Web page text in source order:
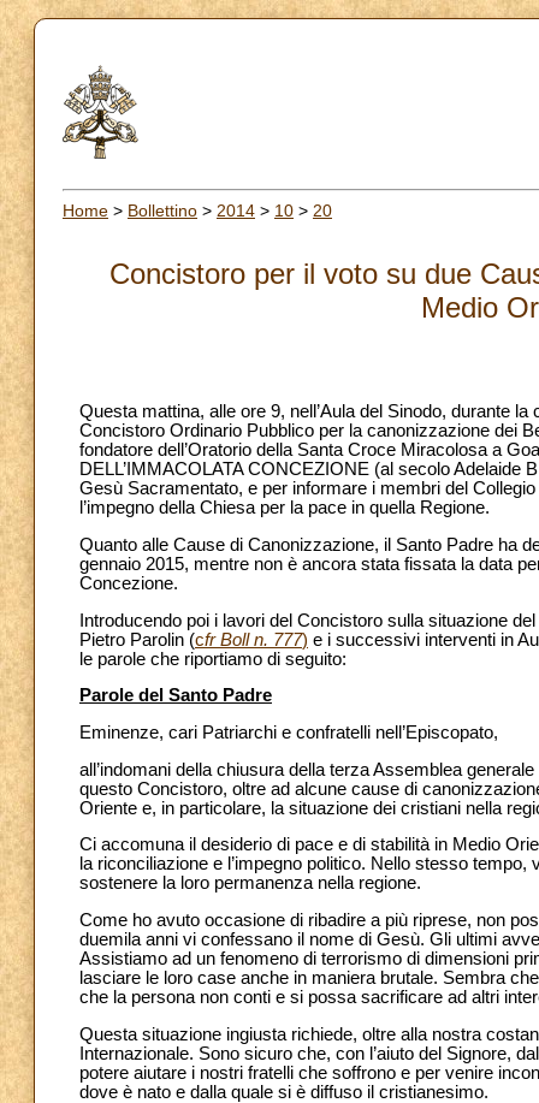
Home > Bollettino > 2014 > 10 > 20
Concistoro per il voto su due
Medio
Questa mattina, alle ore 9, nell’Aula del Sinodo, durante
Concistoro Ordinario Pubblico per la canonizzazione dei
fondatore dell’Oratorio della Santa Croce Miracolosa a
DELL’IMMACOLATA CONCEZIONE (al secolo Adelaide
Gesù Sacramentato, e per informare i membri del
l’impegno della Chiesa per la pace in quella Regione.
Quanto alle Cause di Canonizzazione, il Santo Padre ha
gennaio 2015, mentre non è ancora stata fissata la data
Concezione.
Introducendo poi i lavori del Concistoro sulla situazione
Pietro Parolin (cfr Boll n. 777) e i successivi interventi in
le parole che riportiamo di seguito:
Parole del Santo Padre
Eminenze, cari Patriarchi e confratelli nell’Episcopato,
all’indomani della chiusura della terza Assemblea
questo Concistoro, oltre ad alcune cause di
Oriente e, in particolare, la situazione dei cristiani nella
Ci accomuna il desiderio di pace e di stabilità in Medio
la riconciliazione e l’impegno politico. Nello stesso
sostenere la loro permanenza nella regione.
Come ho avuto occasione di ribadire a più riprese, non
duemila anni vi confessano il nome di Gesù. Gli ultimi
Assistiamo ad un fenomeno di terrorismo di dimensioni
lasciare le loro case anche in maniera brutale. Sembra
che la persona non conti e si possa sacrificare ad altri
Questa situazione ingiusta richiede, oltre alla nostra
Internazionale. Sono sicuro che, con l’aiuto del Signore,
potere aiutare i nostri fratelli che soffrono e per venire
dove è nato e dalla quale si è diffuso il cristianesimo.